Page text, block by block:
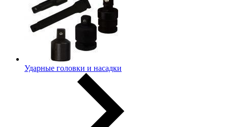
Ударные головки и насадки